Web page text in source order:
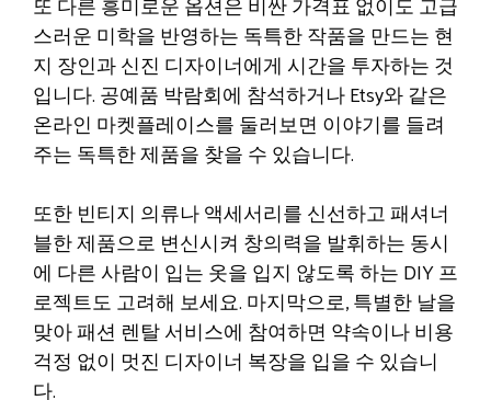
또 다른 흥미로운 옵션은 비싼 가격표 없이도 고급
스러운 미학을 반영하는 독특한 작품을 만드는 현
지 장인과 신진 디자이너에게 시간을 투자하는 것
입니다. 공예품 박람회에 참석하거나 Etsy와 같은
온라인 마켓플레이스를 둘러보면 이야기를 들려
주는 독특한 제품을 찾을 수 있습니다.
또한 빈티지 의류나 액세서리를 신선하고 패셔너
블한 제품으로 변신시켜 창의력을 발휘하는 동시
에 다른 사람이 입는 옷을 입지 않도록 하는 DIY 프
로젝트도 고려해 보세요. 마지막으로, 특별한 날을
맞아 패션 렌탈 서비스에 참여하면 약속이나 비용
걱정 없이 멋진 디자이너 복장을 입을 수 있습니
다.